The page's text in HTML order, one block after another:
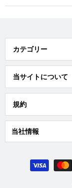
カテゴリー
当サイトについて
規約
当社情報